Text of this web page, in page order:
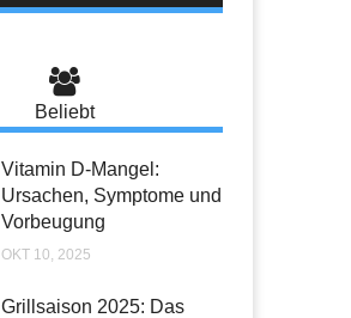
Beliebt
Vitamin D-Mangel:
Ursachen, Symptome und
Vorbeugung
OKT 10, 2025
Grillsaison 2025: Das